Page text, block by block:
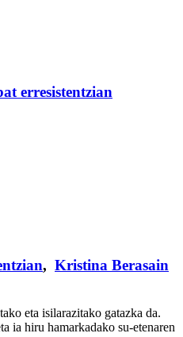
erresistentzian
, Kristina Berasain
eta isilarazitako gatazka da.
ia hiru hamarkadako su-etenaren